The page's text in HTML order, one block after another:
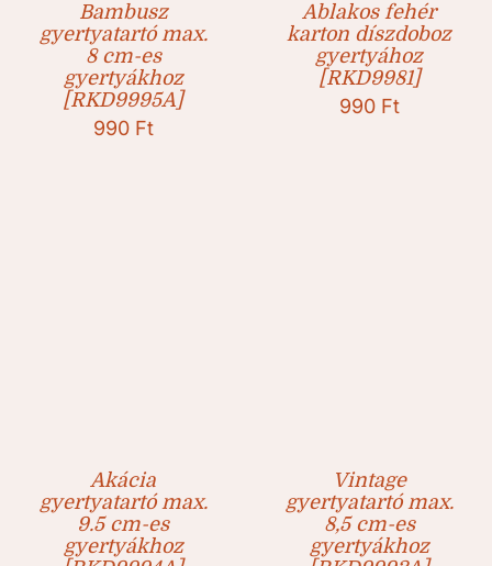
Bambusz
gyertyatartó max.
8 cm-es
gyertyákhoz
[RKD9995A]
990 Ft
Ablakos fehér
karton díszdoboz
gyertyához
[RKD9981]
990 Ft
Akácia
gyertyatartó max.
9.5 cm-es
gyertyákhoz
Vintage
gyertyatartó max.
8,5 cm-es
gyertyákhoz